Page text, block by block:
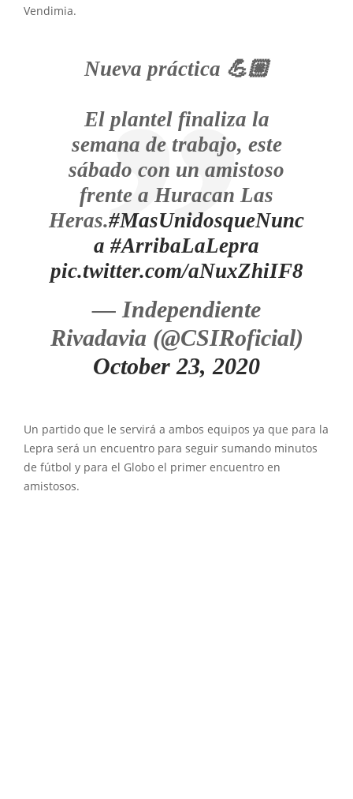
Vendimia.
Nueva práctica 💪🏼
El plantel finaliza la
semana de trabajo, este
sábado con un amistoso
frente a Huracan Las
Heras.#MasUnidosqueNunc
a #ArribaLaLepra
pic.twitter.com/aNuxZhiIF8
— Independiente
Rivadavia (@CSIRoficial)
October 23, 2020
Un partido que le servirá a ambos equipos ya que para la
Lepra será un encuentro para seguir sumando minutos
de fútbol y para el Globo el primer encuentro en
amistosos.